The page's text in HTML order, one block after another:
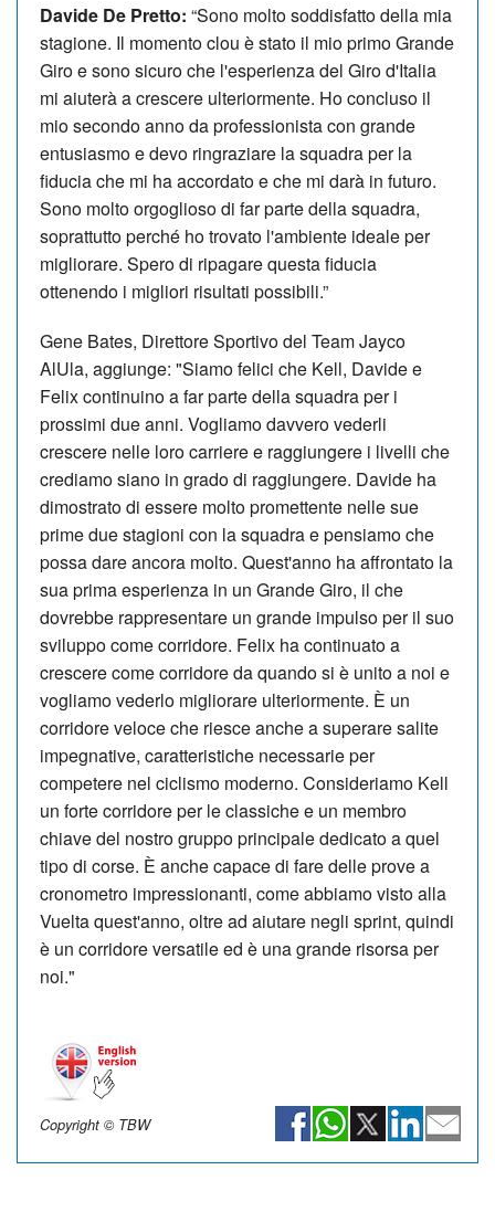
Davide De Pretto: “Sono molto soddisfatto della mia
stagione. Il momento clou è stato il mio primo Grande
Giro e sono sicuro che l'esperienza del Giro d'Italia
mi aiuterà a crescere ulteriormente. Ho concluso il
mio secondo anno da professionista con grande
entusiasmo e devo ringraziare la squadra per la
fiducia che mi ha accordato e che mi darà in futuro.
Sono molto orgoglioso di far parte della squadra,
soprattutto perché ho trovato l'ambiente ideale per
migliorare. Spero di ripagare questa fiducia
ottenendo i migliori risultati possibili.”
Gene Bates, Direttore Sportivo del Team Jayco
AlUla, aggiunge: "Siamo felici che Kell, Davide e
Felix continuino a far parte della squadra per i
prossimi due anni. Vogliamo davvero vederli
crescere nelle loro carriere e raggiungere i livelli che
crediamo siano in grado di raggiungere. Davide ha
dimostrato di essere molto promettente nelle sue
prime due stagioni con la squadra e pensiamo che
possa dare ancora molto. Quest'anno ha affrontato la
sua prima esperienza in un Grande Giro, il che
dovrebbe rappresentare un grande impulso per il suo
sviluppo come corridore. Felix ha continuato a
crescere come corridore da quando si è unito a noi e
vogliamo vederlo migliorare ulteriormente. È un
corridore veloce che riesce anche a superare salite
impegnative, caratteristiche necessarie per
competere nel ciclismo moderno. Consideriamo Kell
un forte corridore per le classiche e un membro
chiave del nostro gruppo principale dedicato a quel
tipo di corse. È anche capace di fare delle prove a
cronometro impressionanti, come abbiamo visto alla
Vuelta quest'anno, oltre ad aiutare negli sprint, quindi
è un corridore versatile ed è una grande risorsa per
noi."
Copyright © TBW